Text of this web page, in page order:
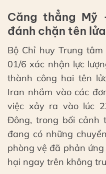
Căng thẳng Mỹ
đánh chặn tên lửa
Bộ Chỉ huy Trung tâm
01/6 xác nhận lực
thành công hai tên
Iran nhắm vào các
việc xảy ra vào lúc
Đông, trong bối cảnh
đang có những
phòng vệ đã phản
hại ngay trên không